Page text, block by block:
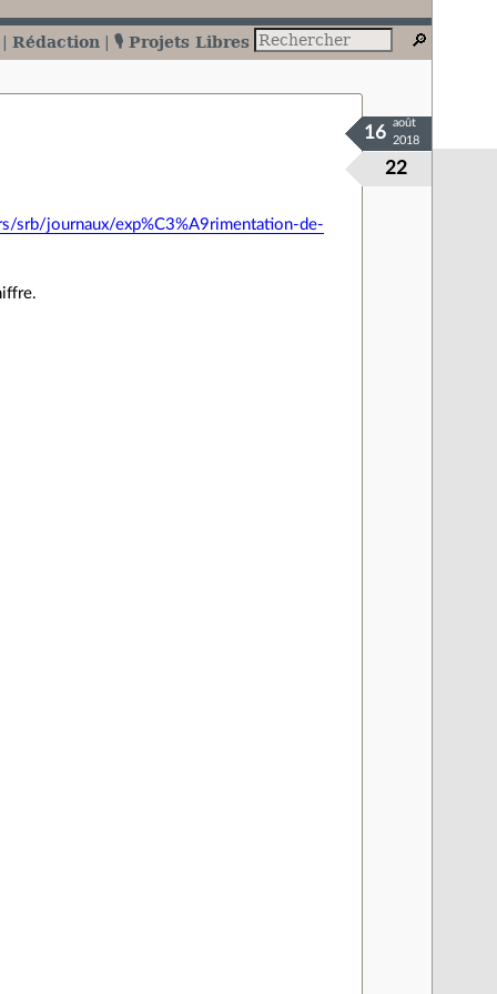
Rédaction 🎙️ Projets Libres
22
16
août
2018
srb/journaux/exp%C3%A9rimentation-de-